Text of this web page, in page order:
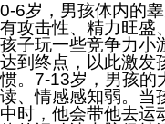
0-6岁，男孩体内的
有攻击性、精力旺盛
孩子玩一些竞争力小
达到终点，以此激发
惯。7-13岁，男孩的
读、情感感知弱。当
中时，他会带他去